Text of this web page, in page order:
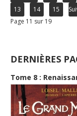
13
14 15
Page 11 sur 19
DERNIÈRES
Tome 8 :